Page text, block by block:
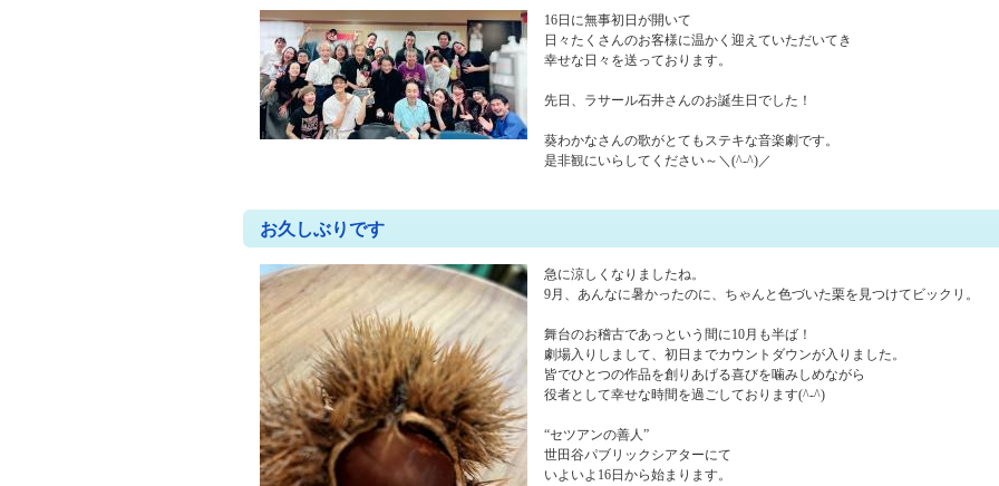
16日に無事初日が開いて
日々たくさんのお客様に温かく迎えていただいてき
幸せな日々を送っております。
先日、ラサール石井さんのお誕生日でした！
葵わかなさんの歌がとてもステキな音楽劇です。
是非観にいらしてください～＼(^-^)／
お久しぶりです
急に涼しくなりましたね。
9月、あんなに暑かったのに、ちゃんと色づいた栗を見つけてビックリ。
舞台のお稽古であっという間に10月も半ば！
劇場入りしまして、初日までカウントダウンが入りました。
皆でひとつの作品を創りあげる喜びを噛みしめながら
役者として幸せな時間を過ごしております(^-^)
“セツアンの善人”
世田谷パブリックシアターにて
いよいよ16日から始まります。